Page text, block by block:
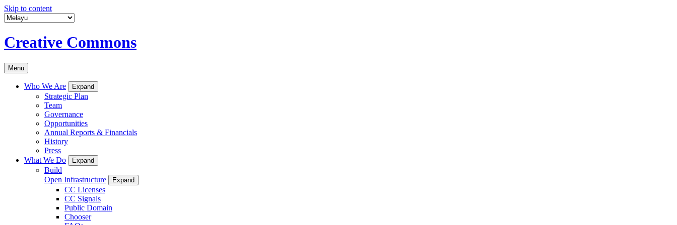
Skip to content
Creative Commons
Menu
Who We Are Expand
Strategic Plan
Team
Governance
Opportunities
Annual Reports & Financials
History
Press
What We Do
Expand
Build
Open Infrastructure
Expand
CC Licenses
CC Signals
Public Domain
Chooser